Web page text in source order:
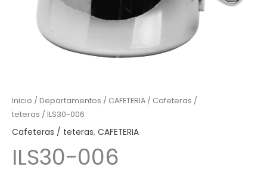
Inicio / Departamentos / CAFETERIA / Cafeteras /
teteras / ILS30-006
Cafeteras / teteras, CAFETERIA
ILS30-006